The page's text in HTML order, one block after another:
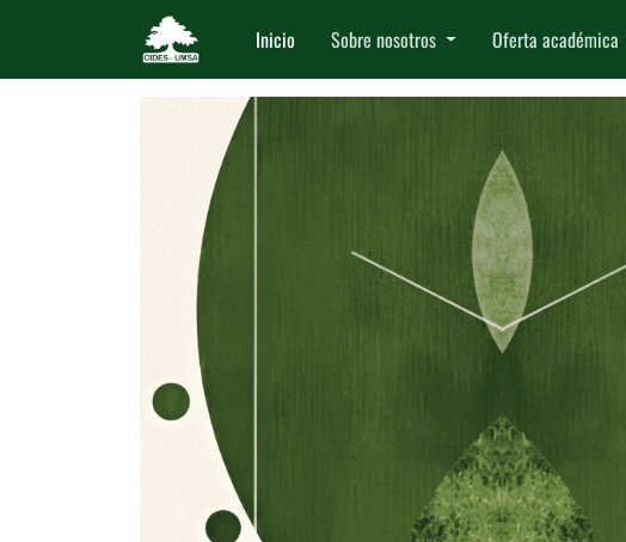
Inicio Sobre nosotros Oferta académica